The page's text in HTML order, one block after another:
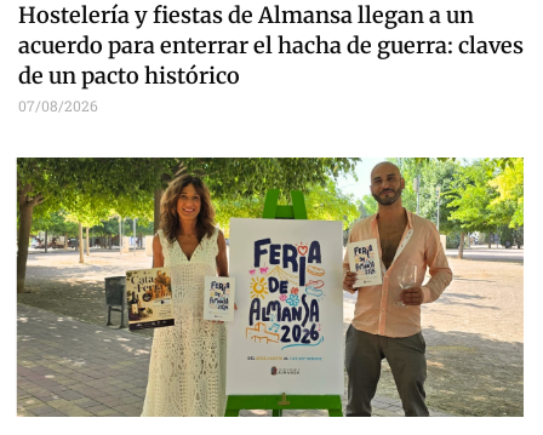
Hostelería y fiestas de Almansa llegan a un
acuerdo para enterrar el hacha de guerra: claves
de un pacto histórico
07/08/2026